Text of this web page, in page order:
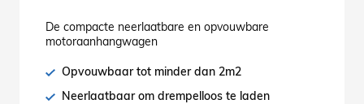
De compacte neerlaatbare en opvouwbare
motoraanhangwagen
Opvouwbaar tot minder dan 2m2
Neerlaatbaar om drempelloos te laden